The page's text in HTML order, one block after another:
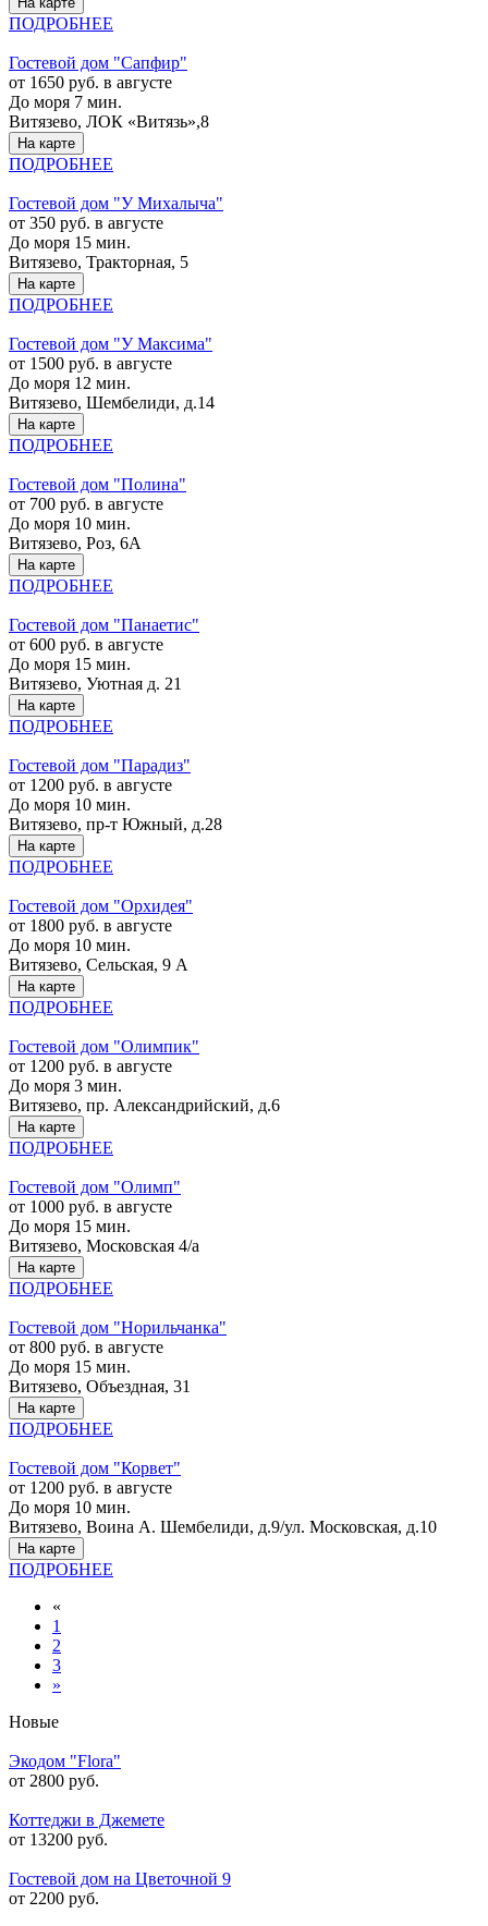
ПОДРОБНЕЕ
Гостевой дом "Сапфир"
от 1650 руб. в августе
До моря 7 мин.
Витязево, ЛОК «Витязь»,8
На карте
ПОДРОБНЕЕ
Гостевой дом "У Михалыча"
от 350 руб. в августе
До моря 15 мин.
Витязево, Тракторная, 5
На карте
ПОДРОБНЕЕ
Гостевой дом "У Максима"
от 1500 руб. в августе
До моря 12 мин.
Витязево, Шембелиди, д.14
На карте
ПОДРОБНЕЕ
Гостевой дом "Полина"
от 700 руб. в августе
До моря 10 мин.
Витязево, Роз, 6А
На карте
ПОДРОБНЕЕ
Гостевой дом "Панаетис"
от 600 руб. в августе
До моря 15 мин.
Витязево, Уютная д. 21
На карте
ПОДРОБНЕЕ
Гостевой дом "Парадиз"
от 1200 руб. в августе
До моря 10 мин.
Витязево, пр-т Южный, д.28
На карте
ПОДРОБНЕЕ
Гостевой дом "Орхидея"
от 1800 руб. в августе
До моря 10 мин.
Витязево, Сельская, 9 А
На карте
ПОДРОБНЕЕ
Гостевой дом "Олимпик"
от 1200 руб. в августе
До моря 3 мин.
Витязево, пр. Александрийский, д.6
На карте
ПОДРОБНЕЕ
Гостевой дом "Олимп"
от 1000 руб. в августе
До моря 15 мин.
Витязево, Московская 4/а
На карте
ПОДРОБНЕЕ
Гостевой дом "Норильчанка"
от 800 руб. в августе
До моря 15 мин.
Витязево, Объездная, 31
На карте
ПОДРОБНЕЕ
Гостевой дом "Корвет"
от 1200 руб. в августе
До моря 10 мин.
Витязево, Воина А. Шембелиди, д.9/ул. Московская, д.10
На карте
ПОДРОБНЕЕ
«
1
2
3
»
Новые
Экодом "Flora"
от 2800 руб.
Коттеджи в Джемете
от 13200 руб.
Гостевой дом на Цветочной 9
от 2200 руб.